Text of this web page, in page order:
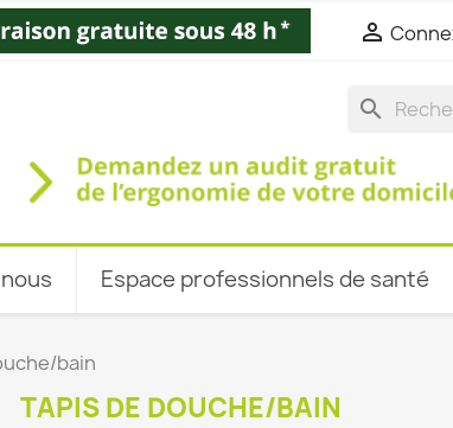

search
Espace professionnels de santé
bain
TAPIS DE DOUCHE/BAIN